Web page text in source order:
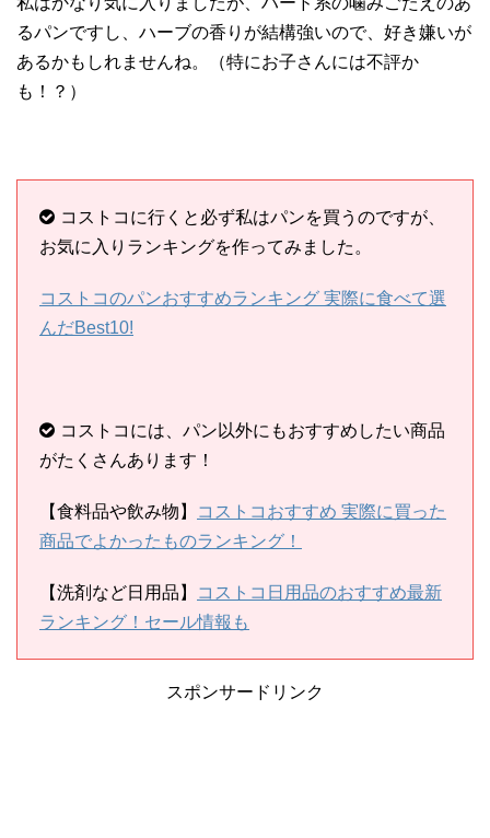
るパンですし、ハーブの香りが結構強いので、好き嫌いが
あるかもしれませんね。（特にお子さんには不評か
も！？）
コストコに行くと必ず私はパンを買うのですが、
お気に入りランキングを作ってみました。
コストコのパンおすすめランキング 実際に食べて選
んだBest10!
コストコには、パン以外にもおすすめしたい商品
がたくさんあります！
【食料品や飲み物】
コストコおすすめ 実際に買った
商品でよかったものランキング！
【洗剤など日用品】
コストコ日用品のおすすめ最新
ランキング！セール情報も
スポンサードリンク